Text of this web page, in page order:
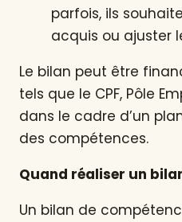
parfois, ils
acquis ou ajuster
Le bilan peut être
tels que le CPF, Pôle
dans le cadre d’un
des compétences.
Quand réaliser un
Un bilan de